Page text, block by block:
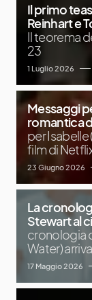
Il primo
Reinhart e
Il teorema
23
1 Luglio 2026
Messaggi
romantica
per Isabelle
film di
23 Giugno 2026
La
Stewart al
cronologia
Water)
17 Maggio 2026